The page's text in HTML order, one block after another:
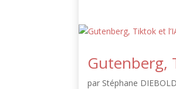
Gutenberg,
par Stéphane DIEBOLD